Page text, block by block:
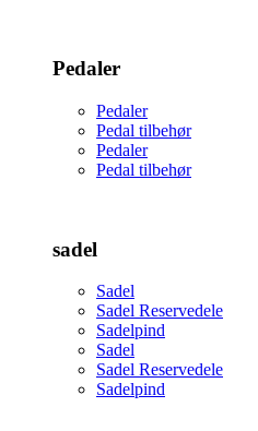
Pedaler
Pedaler
Pedal tilbehør
Pedaler
Pedal tilbehør
sadel
Sadel
Sadel Reservedele
Sadelpind
Sadel
Sadel Reservedele
Sadelpind